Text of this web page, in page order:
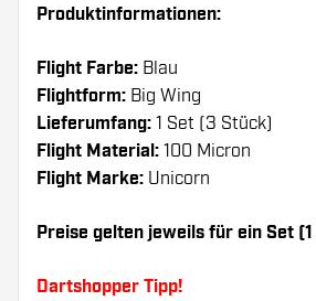
Produktinformationen:
Flight Farbe: Blau
Flightform: Big Wing
Lieferumfang: 1 Set (3 Stück)
Flight Material: 100 Micron
Flight Marke: Unicorn
Preise gelten jeweils für ein Set
Dartshopper Tipp!